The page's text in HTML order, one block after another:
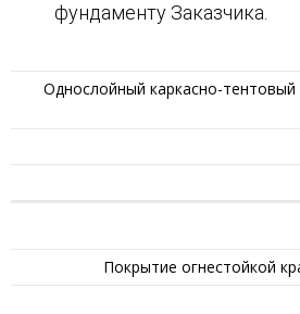
фундаменту Заказчика.
Однослойный каркасно-
Покрытие огнестойкой